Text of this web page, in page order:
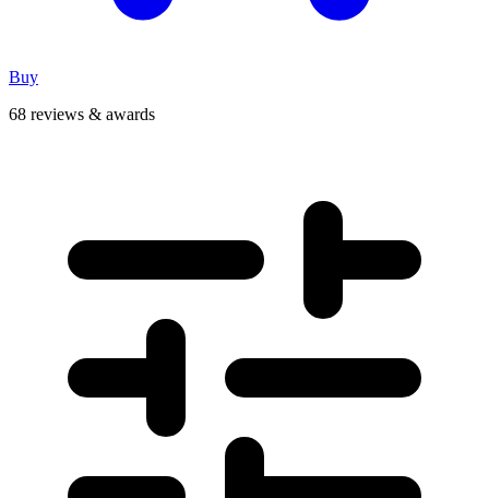
Buy
68 reviews & awards